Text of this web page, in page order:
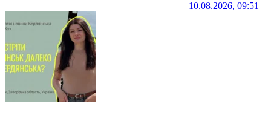
10.08.2026, 09:51